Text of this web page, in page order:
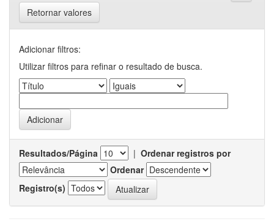
Retornar valores
Adicionar filtros:
Utilizar filtros para refinar o resultado de busca.
Resultados/Página | Ordenar registros por
Ordenar
Registro(s)